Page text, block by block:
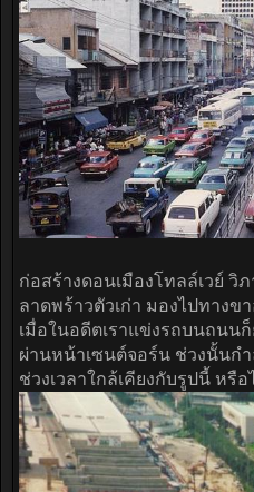
ก่อสร้างดอนเมืองโทลล์เวย์
ลาดพร้าวตัวเก่า มองไปทางข
เมื่อในอดีตเราแข่งรถบนถนน
ผ่านหน้าเซนต์จอร์น ช่วงนั้นกำ
ช่วงเวลาใกล้เคียงกับรูปนี้ หรื